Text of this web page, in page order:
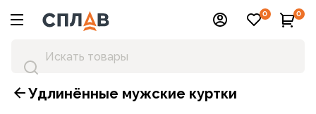
0 0
Удлинённые мужские куртки